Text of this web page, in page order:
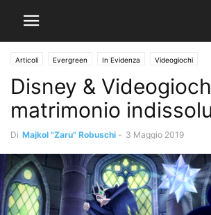
Articoli Evergreen In Evidenza Videogiochi
Disney &
matrimonio
Di Majkol "Zaru" Robuschi - 3 Maggio 2019